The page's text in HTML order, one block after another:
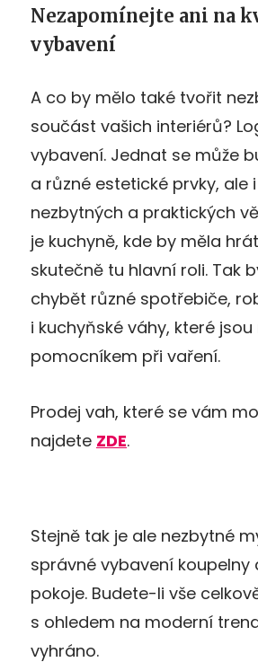
Nezapomínejte ani na
vybavení
A co by mělo také tvořit
součást vašich interiérů?
vybavení. Jednat se může
a různé estetické prvky, ale
nezbytných a praktických
je kuchyně, kde by měla
skutečně tu hlavní roli. Tak
chybět různé spotřebiče,
i kuchyňské váhy, které
pomocníkem při vaření.
Prodej vah, které se vám
najdete ZDE.
Stejně tak je ale nezbytné
správné vybavení koupelny
pokoje. Budete-li vše
s ohledem na moderní
vyhráno.